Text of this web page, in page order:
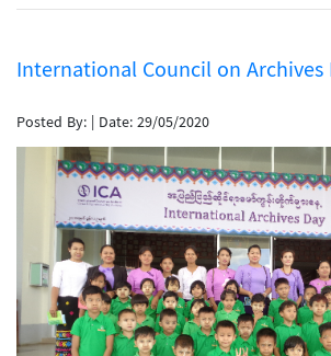
International Council on Archives
Posted By: | Date: 29/05/2020